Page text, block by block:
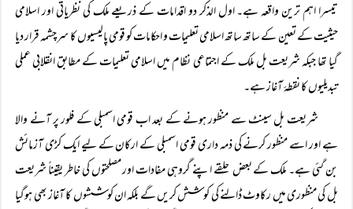
تیسرا اہم ترین واقعہ ہے۔ اول الذکر دو اقدامات کے ذریعے ملک کی نظریاتی اور اسلامی
حیثیت کے تعین کے ساتھ ساتھ اسلامی تعلیمات و احکامات کو قومی پالیسیوں کا سرچشمہ قرار دیا
گیا تھا جبکہ شریعت بل ملک کے اجتماعی نظام میں اسلامی تعلیمات کے مطابق انقلابی عملی
تبدیلیوں کا نقطۂ آغاز ہے۔
شریعت بل سینٹ سے منظور ہونے کے بعد اب قومی اسمبلی کے فلور پر آنے والا
ہے اور اسے منظور کرنے کی ذمہ داری قومی اسمبلی کے ارکان کے لیے ایک کڑی آزمائش
بن گئی ہے۔ ملک کے بعض حلقے اپنے گروہی مفادات اور مصلحتوں کی خاطر یقیناً شریعت
بل کی منظوری میں رکاوٹ ڈالنے کی کوشش کریں گے بلکہ ان کوششوں کا آغاز بھی ہوگیا